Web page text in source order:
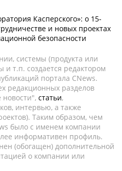
Касперского»: о 15-
и новых проектах
безопасности
системы (продукта или
и т.п. создается редактором
портала CNews.
редакционных разделов
статьи,
интервью, а также
Таким образом, чем
было с именем компании
информативен профиль.
(обогащен) дополнительной
о компании или